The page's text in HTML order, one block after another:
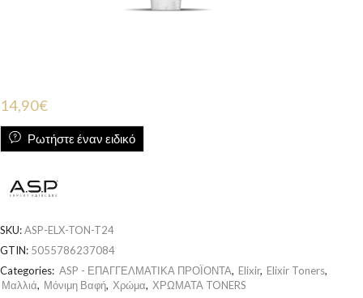
14,90€
Ρωτήστε έναν ειδικό
SKU:ASP-ELX-TON-T24
GTIN: 5055786237084
Categories: ASP - ΕΠΑΓΓΕΛΜΑΤΙΚΑ ΠΡΟΪΟΝΤΑ, Elixir, Elixir Toners,
Μαλλιά, Μόνιμη Βαφή, Χρώμα, ΧΡΩΜΑΤΑ TONERS